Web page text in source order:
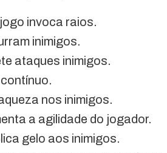
invoca raios.
inimigos.
ataques inimigos.
nos inimigos.
a agilidade do jogador.
gelo aos inimigos.